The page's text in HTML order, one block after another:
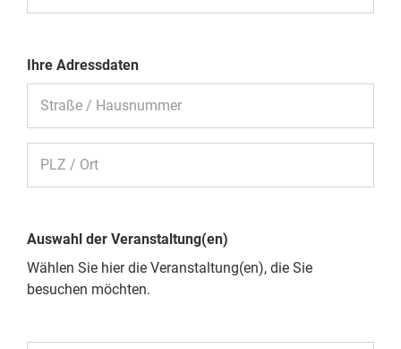
Ihre Adressdaten
Straße / Hausnummer
PLZ / Ort
Auswahl der Veranstaltung(en)
Wählen Sie hier die Veranstaltung(en), die Sie
besuchen möchten.